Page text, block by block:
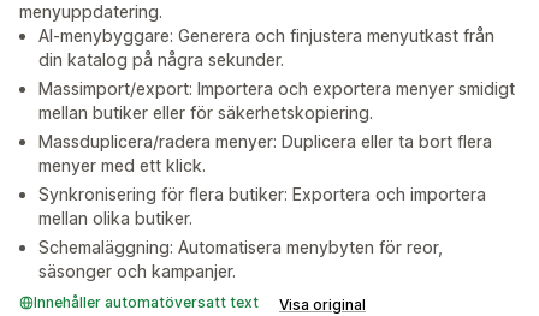
menyuppdatering.
AI-menybyggare: Generera och finjustera menyutkast från
din katalog på några sekunder.
Massimport/export: Importera och exportera menyer smidigt
mellan butiker eller för säkerhetskopiering.
Massduplicera/radera menyer: Duplicera eller ta bort flera
menyer med ett klick.
Synkronisering för flera butiker: Exportera och importera
mellan olika butiker.
Schemaläggning: Automatisera menybyten för reor,
säsonger och kampanjer.
Innehåller automatöversatt text Visa original